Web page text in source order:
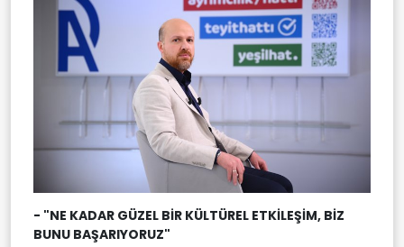
- "NE KADAR GÜZEL BİR KÜLTÜREL ETKİLEŞİM, BİZ
BUNU BAŞARIYORUZ"